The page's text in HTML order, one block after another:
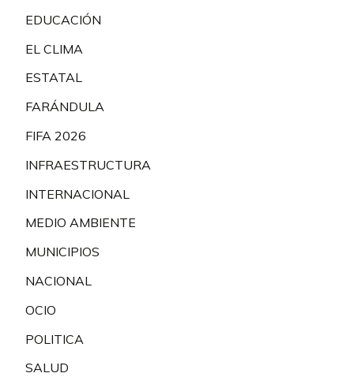
EDUCACIÓN
EL CLIMA
ESTATAL
FARÁNDULA
FIFA 2026
INFRAESTRUCTURA
INTERNACIONAL
MEDIO AMBIENTE
MUNICIPIOS
NACIONAL
OCIO
POLITICA
SALUD